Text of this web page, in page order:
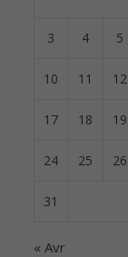
3 4 5
10 11 12
17 18 19
24 25 26
31
« Avr